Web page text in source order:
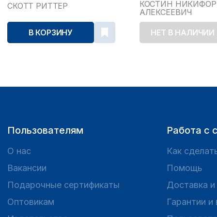
СКОТТ РИТТЕР
В КОРЗИНУ
КОСТИН НИКИФОР
АЛЕКСЕЕВИЧ
НЕТ В НАЛИЧИИ
Пользователям
О нас
Вакансии
Подарочные сертификаты
Оптовикам
Работа с
Как
Помощь
Доставка и
Гарантии и